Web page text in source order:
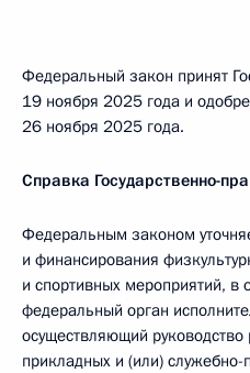
Федеральный закон принят
19 ноября 2025 года и
26 ноября 2025 года.
Справка Государственно-
Федеральным законом
и финансирования
и спортивных мероприятий, в
федеральный орган
осуществляющий
прикладных и (или)